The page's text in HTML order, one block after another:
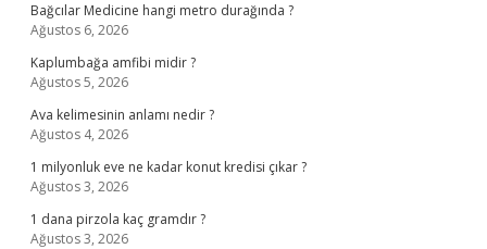
Bağcılar Medicine hangi metro durağında ?
Ağustos 6, 2026
Kaplumbağa amfibi midir ?
Ağustos 5, 2026
Ava kelimesinin anlamı nedir ?
Ağustos 4, 2026
1 milyonluk eve ne kadar konut kredisi çıkar ?
Ağustos 3, 2026
1 dana pirzola kaç gramdır ?
Ağustos 3, 2026